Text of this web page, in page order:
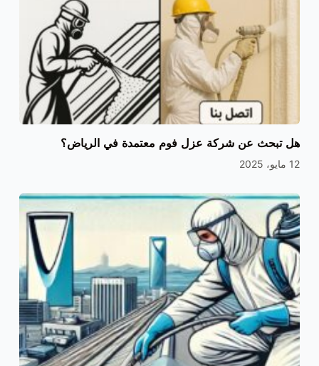
هل تبحث عن شركة عزل فوم معتمدة في الرياض؟
12 مايو، 2025